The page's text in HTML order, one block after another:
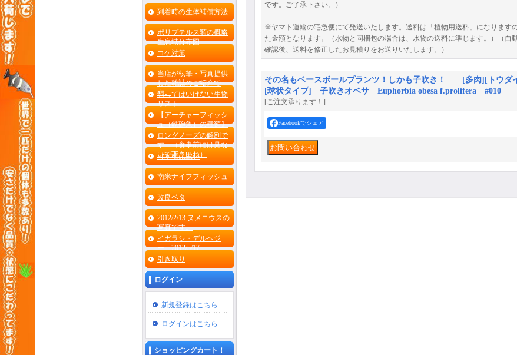
到着時の生体補償方法
ポリプテルス類の概略
生息域分布図
コケ対策
当店が執筆・写真提供
した雑誌のご紹介で
す。
飼ってはいけない生物
リスト
【アーチャーフィッシ
ュ（鉄砲魚）の種類】
ロングノーズの解剖で
す （食事前には見な
いで下さいね）
［水棲昆虫］
南米ナイフフィッシュ
改良ベタ
2012/2/13 ヌメニウスの
写真です。
イガラシ・デルヘジ
ー 2012/5/17
引き取り
ログイン
新規登録はこちら
ログインはこちら
ショッピングカート！
です。ご了承下さい。）
※ヤマト運輸の宅急便にて発送いたします。送料は「植物用送料」になります
た金額となります。（水物と同梱包の場合は、水物の送料に準じます。）（自
確認後、送料を修正したお見積りをお送りいたします。）
その名もベースボールプランツ！しかも子吹き！ [多肉][トウダ
[球状タイプ] 子吹きオベサ Euphorbia obesa f.prolifera #010
[ご注文承ります！]
Facebookでシェア